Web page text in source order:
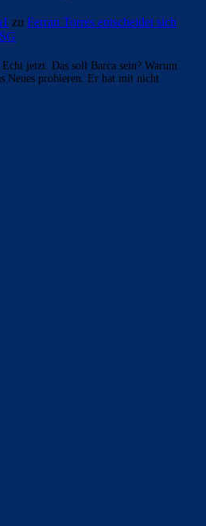
zu Ferran Torres entscheidet sich
jetzt. Das soll Barca sein? Warum
Neues probieren. Er hat mit nicht